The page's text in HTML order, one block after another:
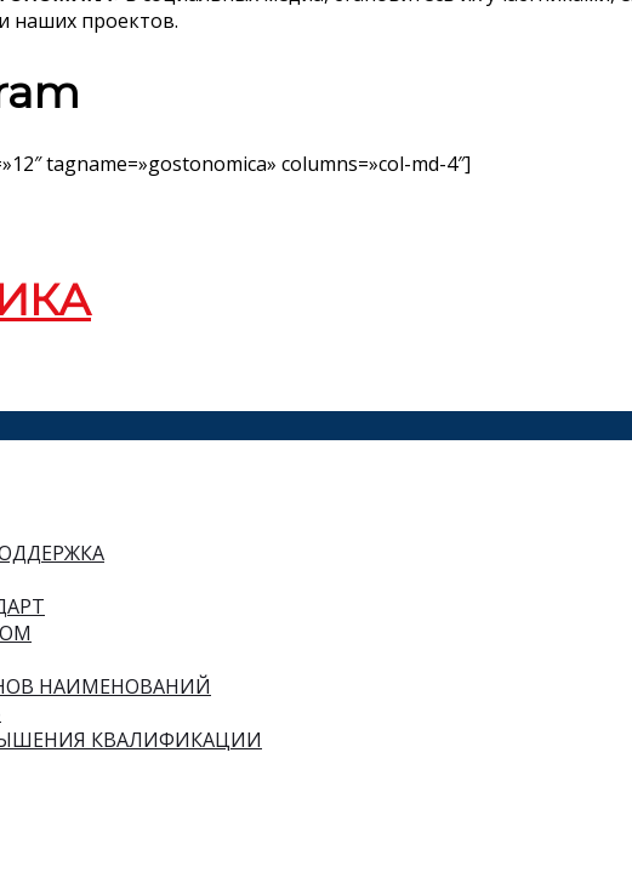
наших проектов.
tagname=»gostonomica» columns=»col-md-4″]
НАИМЕНОВАНИЙ
КВАЛИФИКАЦИИ